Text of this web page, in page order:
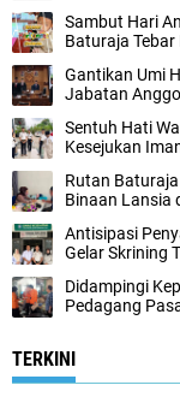
Sambut Hari
Baturaja Tebar
Gantikan Umi
Jabatan
Sentuh Hati
Kesejukan
Rutan
Binaan Lansia
Antisipasi
Gelar Skrining
Didampingi
Pedagang
TERKINI